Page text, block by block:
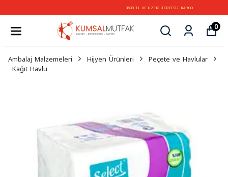
3500 TL VE ÜZERİ ÜCRETSİZ KARGO
0
Ambalaj Malzemeleri Hijyen Ürünleri
Peçete ve Havlular
Kağıt Havlu